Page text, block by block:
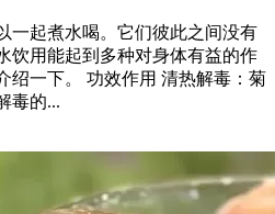
一起煮水喝。它们彼此之间没有
饮用能起到多种对身体有益的作
绍一下。 功效作用 清热解毒：菊
毒的...